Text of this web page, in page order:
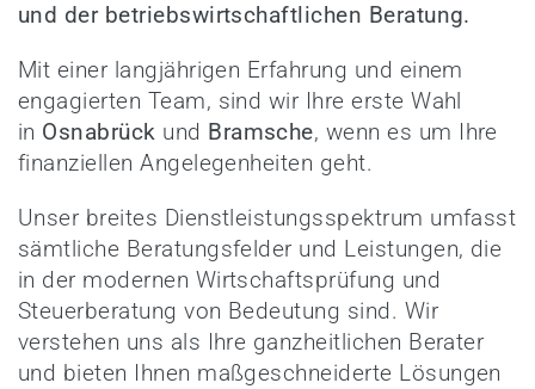
und der betriebswirtschaftlichen Beratung.
Mit einer langjährigen Erfahrung und einem
engagierten Team, sind wir Ihre erste Wahl
in Osnabrück und Bramsche, wenn es um Ihre
finanziellen Angelegenheiten geht.
Unser breites Dienstleistungsspektrum umfasst
sämtliche Beratungsfelder und Leistungen, die
in der modernen Wirtschaftsprüfung und
Steuerberatung von Bedeutung sind. Wir
verstehen uns als Ihre ganzheitlichen Berater
und bieten Ihnen maßgeschneiderte Lösungen